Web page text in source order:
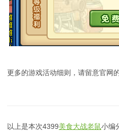
更多的游戏活动细则，请留意官网的
以上是本次4399美食大战老鼠小编